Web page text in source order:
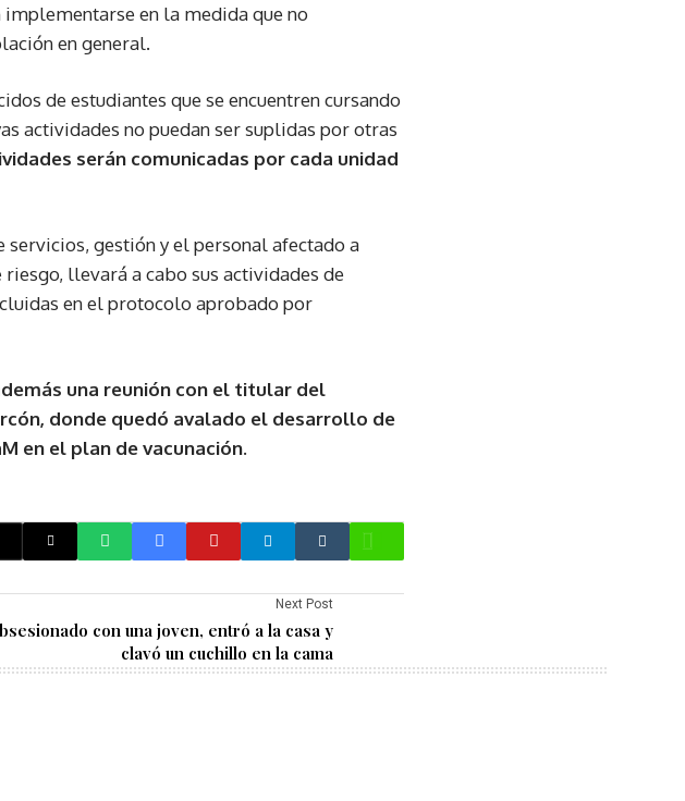
en la medida que no
en general.
de estudiantes que se encuentren cursando
actividades no puedan ser suplidas por otras
serán comunicadas por cada unidad
gestión y el personal afectado a
llevará a cabo sus actividades de
en el protocolo aprobado por
una reunión con el titular del
donde quedó avalado el desarrollo de
en el plan de vacunación.
Next Post
con una joven, entró a la casa y
clavó un cuchillo en la cama